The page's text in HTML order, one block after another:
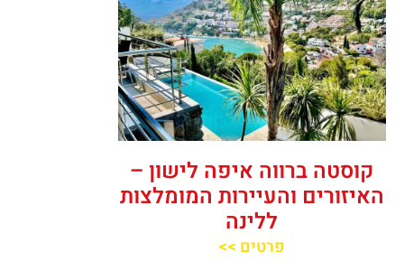
קוסטה ברווה איפה לישון –
האיזורים והעיירות המומלצות
ללינה
פרטים >>